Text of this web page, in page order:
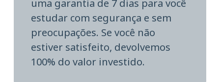
uma garantia de 7 dias para você
estudar com segurança e sem
preocupações. Se você não
estiver satisfeito, devolvemos
100% do valor investido.